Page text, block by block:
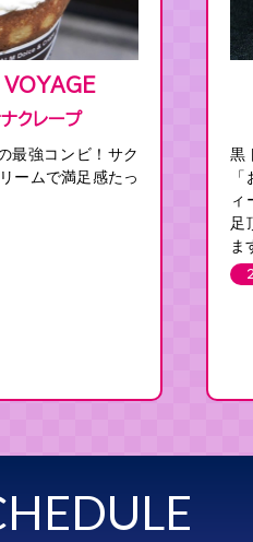
クレープ
最強コンビ！サク
ームで満足感たっ
黒
ィ
足
ま